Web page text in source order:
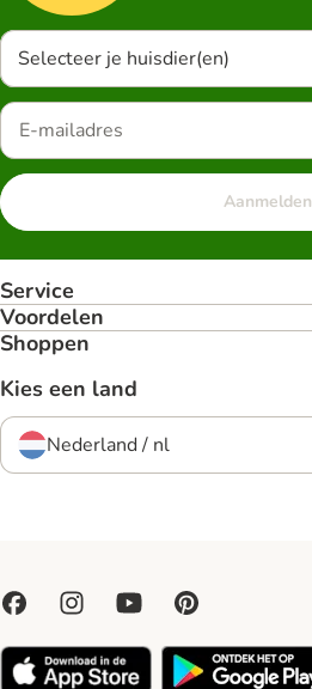
Selecteer je huisdier(en)
Aanmelden
Service
Voordelen
Shoppen
Kies een land
Nederland / nl